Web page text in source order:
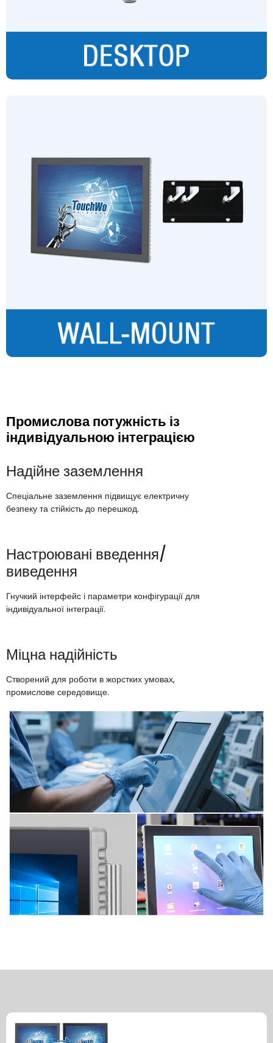
Промислова потужність із
індивідуальною інтеграцією
Надійне заземлення
Спеціальне заземлення підвищує електричну
безпеку та стійкість до перешкод.
Настроювані введення/
виведення
Гнучкий інтерфейс і параметри конфігурації для
індивідуальної інтеграції.
Міцна надійність
Створений для роботи в жорстких умовах,
промислове середовище.